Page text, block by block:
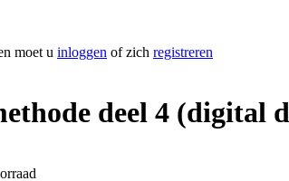
moet u inloggen of zich registreren
deel 4 (digital